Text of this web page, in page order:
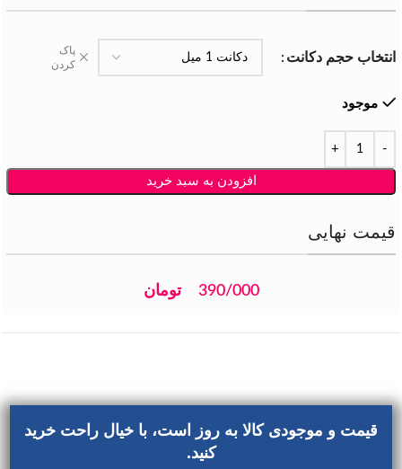
انتخاب حجم دکانت
پاک
کردن
موجود
افزودن به سبد خرید
قیمت نهایی
390/000 تومان
قیمت و موجودی کالا به روز است، با خیال راحت خرید
کنید.